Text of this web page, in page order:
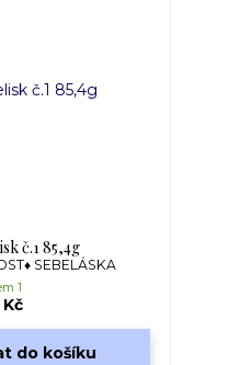
č.1 85,4g
SEBELÁSKA
1
do košíku